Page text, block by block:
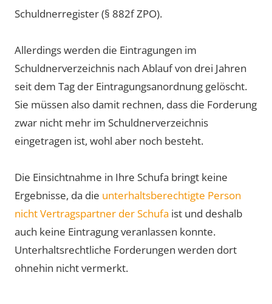
Schuldnerregister (§ 882f ZPO).
Allerdings werden die Eintragungen im
Schuldnerverzeichnis nach Ablauf von drei Jahren
seit dem Tag der Eintragungsanordnung gelöscht.
Sie müssen also damit rechnen, dass die Forderung
zwar nicht mehr im Schuldnerverzeichnis
eingetragen ist, wohl aber noch besteht.
Die Einsichtnahme in Ihre Schufa bringt keine
Ergebnisse, da die unterhaltsberechtigte Person
nicht Vertragspartner der Schufa ist und deshalb
auch keine Eintragung veranlassen konnte.
Unterhaltsrechtliche Forderungen werden dort
ohnehin nicht vermerkt.